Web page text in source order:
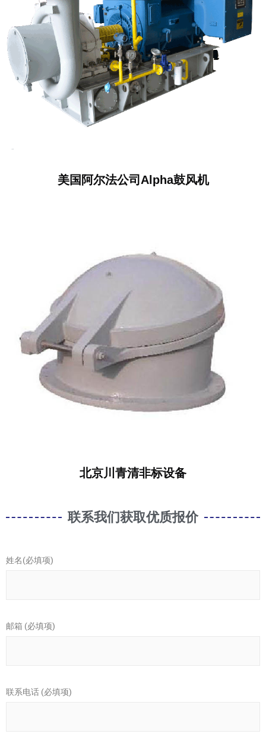
美国阿尔法公司Alpha鼓风机
北京川青清非标设备
联系我们获取优质报价
姓名(必填项)
邮箱 (必填项)
联系电话 (必填项)